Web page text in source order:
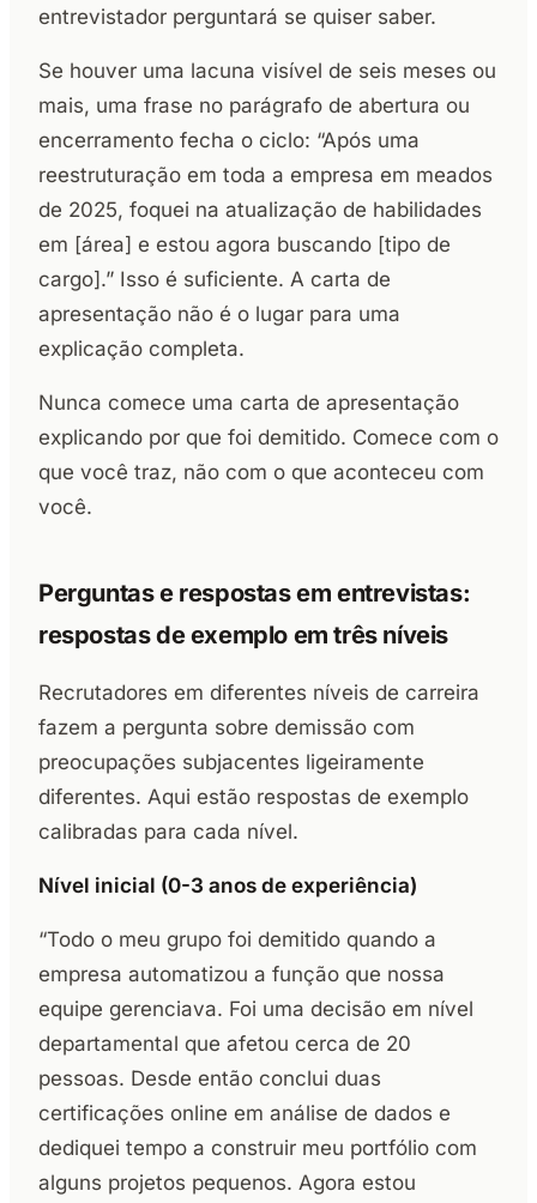
entrevistador perguntará se quiser saber.
Se houver uma lacuna visível de seis meses ou
mais, uma frase no parágrafo de abertura ou
encerramento fecha o ciclo: “Após uma
reestruturação em toda a empresa em meados
de 2025, foquei na atualização de habilidades
em [área] e estou agora buscando [tipo de
cargo].” Isso é suficiente. A carta de
apresentação não é o lugar para uma
explicação completa.
Nunca comece uma carta de apresentação
explicando por que foi demitido. Comece com o
que você traz, não com o que aconteceu com
você.
Perguntas e respostas em entrevistas:
respostas de exemplo em três níveis
Recrutadores em diferentes níveis de carreira
fazem a pergunta sobre demissão com
preocupações subjacentes ligeiramente
diferentes. Aqui estão respostas de exemplo
calibradas para cada nível.
Nível inicial (0-3 anos de experiência)
“Todo o meu grupo foi demitido quando a
empresa automatizou a função que nossa
equipe gerenciava. Foi uma decisão em nível
departamental que afetou cerca de 20
pessoas. Desde então conclui duas
certificações online em análise de dados e
dediquei tempo a construir meu portfólio com
alguns projetos pequenos. Agora estou